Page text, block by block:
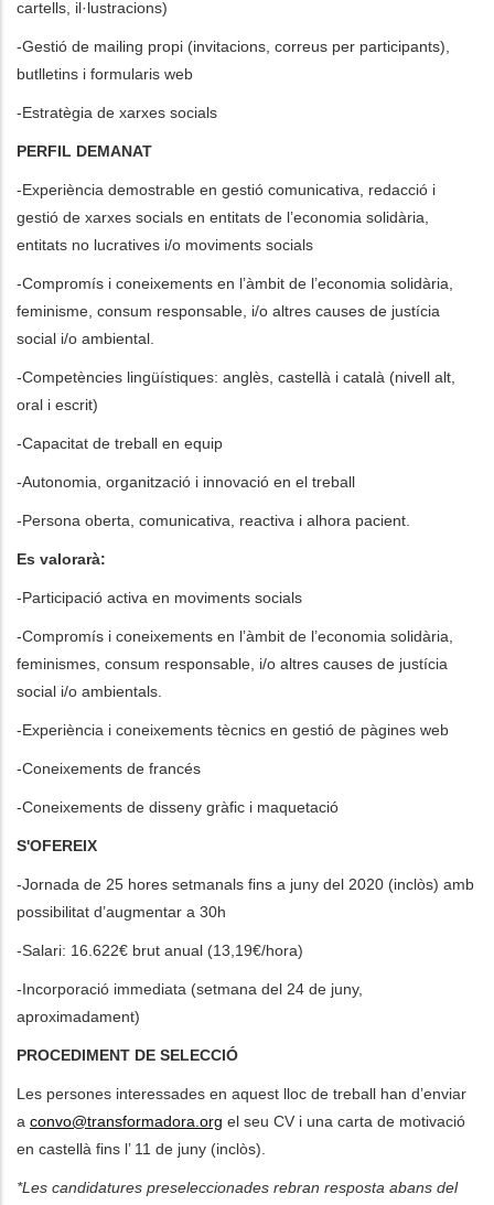
cartells, il·lustracions)
-Gestió de mailing propi (invitacions, correus per participants),
butlletins i formularis web
-Estratègia de xarxes socials
PERFIL DEMANAT
-Experiència demostrable en gestió comunicativa, redacció i
gestió de xarxes socials en entitats de l’economia solidària,
entitats no lucratives i/o moviments socials
-Compromís i coneixements en l’àmbit de l’economia solidària,
feminisme, consum responsable, i/o altres causes de justícia
social i/o ambiental.
-Competències lingüístiques: anglès, castellà i català (nivell alt,
oral i escrit)
-Capacitat de treball en equip
-Autonomia, organització i innovació en el treball
-Persona oberta, comunicativa, reactiva i alhora pacient.
Es valorarà:
-Participació activa en moviments socials
-Compromís i coneixements en l’àmbit de l’economia solidària,
feminismes, consum responsable, i/o altres causes de justícia
social i/o ambientals.
-Experiència i coneixements tècnics en gestió de pàgines web
-Coneixements de francés
-Coneixements de disseny gràfic i maquetació
S'OFEREIX
-Jornada de 25 hores setmanals fins a juny del 2020 (inclòs) amb
possibilitat d’augmentar a 30h
-Salari: 16.622€ brut anual (13,19€/hora)
-Incorporació immediata (setmana del 24 de juny,
aproximadament)
PROCEDIMENT DE SELECCIÓ
Les persones interessades en aquest lloc de treball han d’enviar
a convo@transformadora.org el seu CV i una carta de motivació
en castellà fins l’ 11 de juny (inclòs).
*Les candidatures preseleccionades rebran resposta abans del